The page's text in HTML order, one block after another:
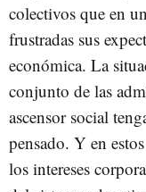
colectivos que en
frustradas sus
económica. La
conjunto de las
ascensor social
pensado. Y en
los intereses